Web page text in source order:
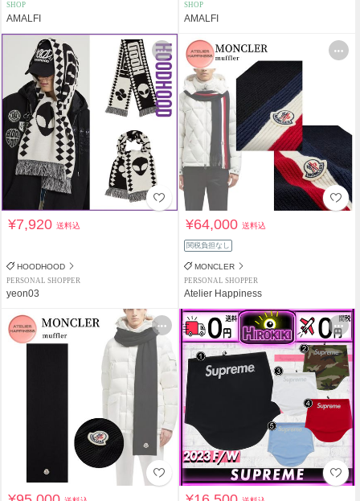
SHOP
AMALFI
SHOP
AMALFI
¥7,920送料込
HOODHOOD
PERSONAL SHOPPER
yeon03
¥64,000送料込
関税負担なし
MONCLER
PERSONAL SHOPPER
Atelier Happiness